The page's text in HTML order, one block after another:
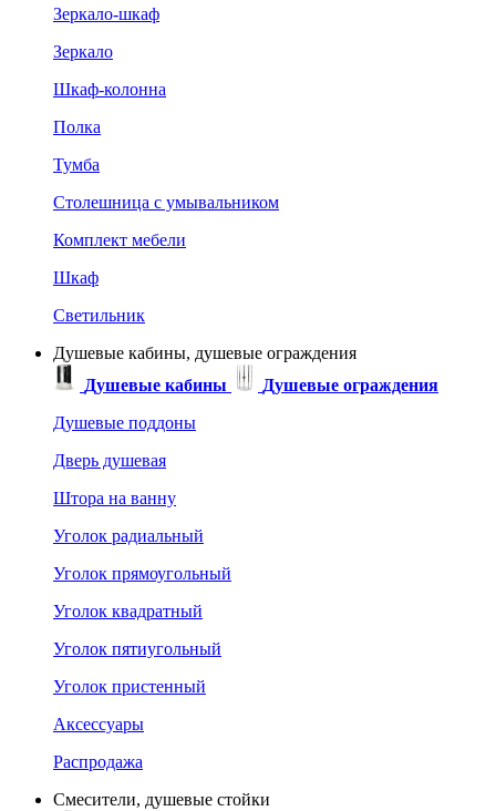
Зеркало-шкаф
Зеркало
Шкаф-колонна
Полка
Тумба
Столешница с умывальником
Комплект мебели
Шкаф
Светильник
Душевые кабины, душевые ограждения
Душевые кабины
Душевые ограждения
Душевые поддоны
Дверь душевая
Штора на ванну
Уголок радиальный
Уголок прямоугольный
Уголок квадратный
Уголок пятиугольный
Уголок пристенный
Аксессуары
Распродажа
Смесители, душевые стойки